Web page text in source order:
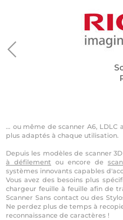
… ou même de scanner A6, LDLC
plus adaptés à chaque utilisation.
Depuis les modèles de scanner
à défilement ou encore de
systèmes innovants capables
Vous avez des besoins plus
chargeur feuille à feuille afin de
Scanner Sans contact ou des
Ne perdez plus de temps à
reconnaissance de caractères !